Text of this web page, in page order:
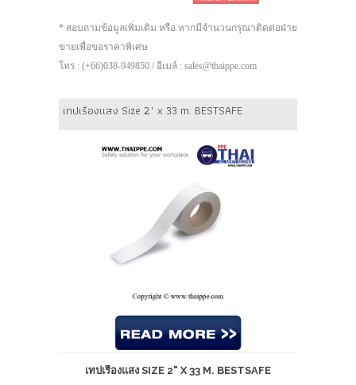
* สอบถามข้อมูลเพิ่มเติม หรือ หากมีจำนวนกรุณาติดต่อฝ่าย
ขายเพื่อขอราคาพิเศษ
โทร : (+66)038-949850 / อีเมล์ : sales@thaippe.com
เทปเรืองแสง Size 2" x 33 m. BESTSAFE
เทปเรืองแสง SIZE 2" X 33 M. BESTSAFE